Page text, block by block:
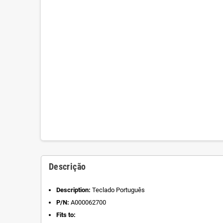
Descrição
Description: Teclado Português
P/N: A000062700
Fits to: